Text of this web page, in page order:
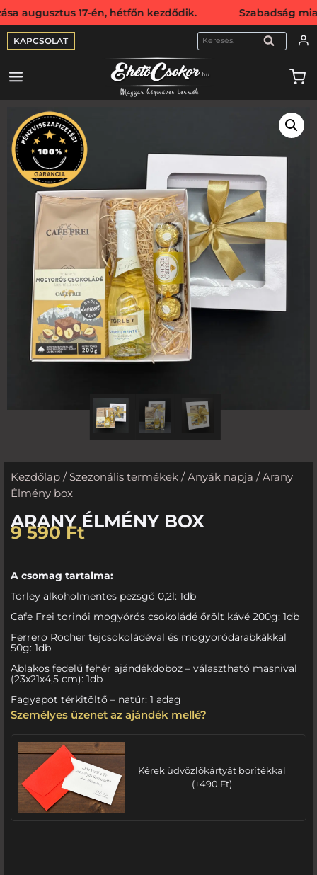
én, hétfőn kezdődik. Szabadság miatt
KAPCSOLAT KERESÉS
Kezdőlap / Szezonális termékek /Anyák napja / Arany
Élmény box
ARANY ÉLMÉNY BOX
9 590Ft
A csomag tartalma:
Törley alkoholmentes pezsgő 0,2l: 1db
Cafe Frei torinói mogyórós csokoládé őrölt kávé 200g: 1db
Ferrero Rocher tejcsokoládéval és mogyoródarabkákkal
50g: 1db
Ablakos fedelű fehér ajándékdoboz – választható masnival
(23x21x4,5 cm): 1db
Fagyapot térkitöltő – natúr: 1 adag
Személyes üzenet az ajándék mellé?
Kérek üdvözlőkártyát borítékkal
(+490 Ft)